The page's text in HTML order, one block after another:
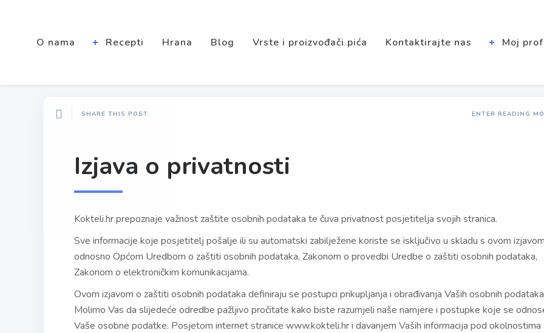
O nama Recepti Hrana Blog Vrste i proizvođači pića Kontaktirajte nas Moj
SHARE THIS POST ENTER READING
Izjava o privatnosti
Kokteli.hr prepoznaje važnost zaštite osobnih podataka te čuva privatnost posjetitelja svojih stranica.
Sve informacije koje posjetitelj pošalje ili su automatski zabilježene koriste se isključivo u skladu s ovom
odnosno Općom Uredbom o zaštiti osobnih podataka, Zakonom o provedbi Uredbe o zaštiti osobnih podataka,
Zakonom o elektroničkim komunikacijama.
Ovom izjavom o zaštiti osobnih podataka definiraju se postupci prikupljanja i obrađivanja Vaših osobnih
Molimo Vas da slijedeće odredbe pažljivo pročitate kako biste razumjeli naše namjere i postupke koje se
Vaše osobne podatke. Posjetom internet stranice www.kokteli.hr i davanjem Vaših informacija pod okolnostima